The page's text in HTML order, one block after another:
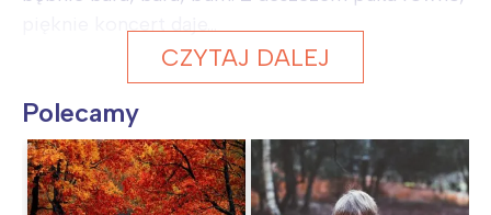
CZYTAJ DALEJ
Polecamy